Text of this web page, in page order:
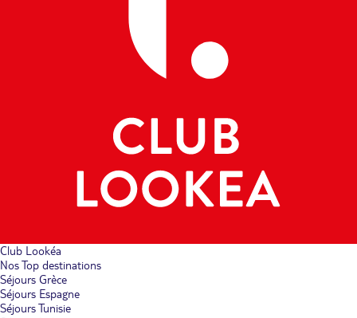
Club Lookéa
Nos Top destinations
Séjours Grèce
Séjours Espagne
Séjours Tunisie